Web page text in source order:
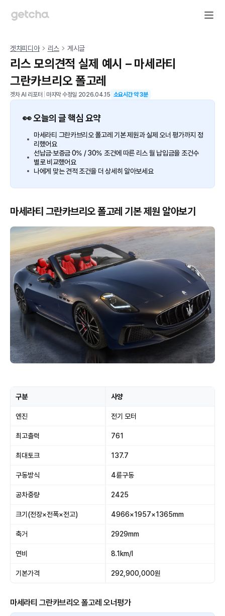
겟차피디아 리스 게시글
리스 모의견적 실제 예시 – 마세라티
그란카브리오 폴고레
겟차 AI 리포터 마지막 수정일 2026.04.15 소요시간 약3분
👀 오늘의 글 핵심 요약
마세라티 그란카브리오 폴고레 기본 제원과 실제 오너 평가까지 정
리했어요
선납금·보증금 0% / 30% 조건에 따른 리스 월 납입금을 조건수
별로 비교했어요
나에게 맞는 견적 조건을 더 상세히 알아보세요
마세라티 그란카브리오 폴고레 기본 제원 알아보기
구분 사양
엔진 전기 모터
최고출력 761
최대토크 137.7
구동방식 4륜구동
공차중량 2425
크기(전장×전폭×전고) 4966×1957×1365mm
축거 2929mm
연비 8.1km/l
기본가격 292,900,000원
마세라티 그란카브리오 폴고레 오너평가